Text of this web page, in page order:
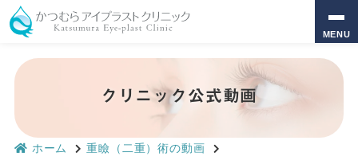
MENU
クリニック公式動画
ホーム
重瞼（二重）術の動画